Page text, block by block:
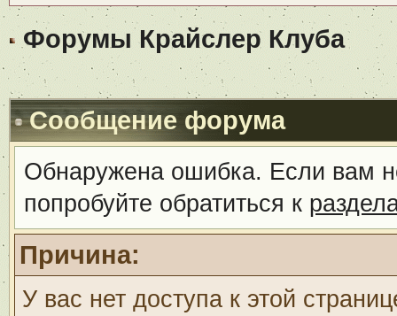
Форумы Крайслер Клуба
Сообщение форума
Обнаружена ошибка. Если вам
попробуйте обратиться к
Причина:
У вас нет доступа к этой